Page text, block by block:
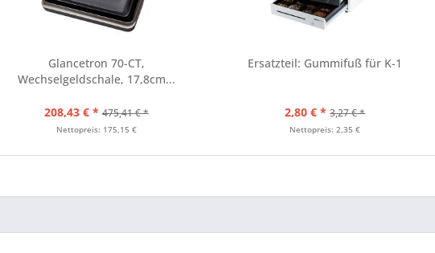
Glancetron 70-CT,
Wechselgeldschale, 17,8cm...
208,43 € * 475,41 € *
Nettopreis: 175,15 €
Ersatzteil: Gummifuß für K-1
2,80 € * 3,27 € *
Nettopreis: 2,35 €